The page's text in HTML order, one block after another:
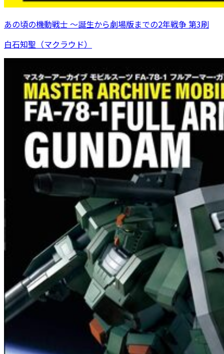
あの頃の機動戦士 ～誕生から劇場版までの2年戦争 第3刷
白石知聖（マクラウド）